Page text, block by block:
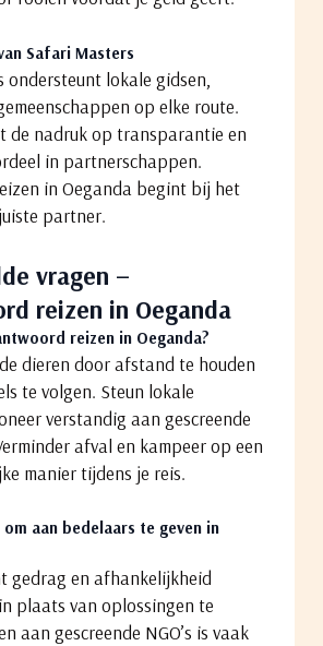
Safari Masters
lokale gidsen,
op elke route.
de nadruk op transparantie en
in partnerschappen.
in Oeganda begint bij het
partner.
vragen –
reizen in Oeganda
reizen in Oeganda?
dieren door afstand te houden
te volgen. Steun lokale
verstandig aan gescreende
afval en kampeer op een
manier tijdens je reis.
aan bedelaars te geven in
gedrag en afhankelijkheid
plaats van oplossingen te
aan gescreende NGO’s is vaak